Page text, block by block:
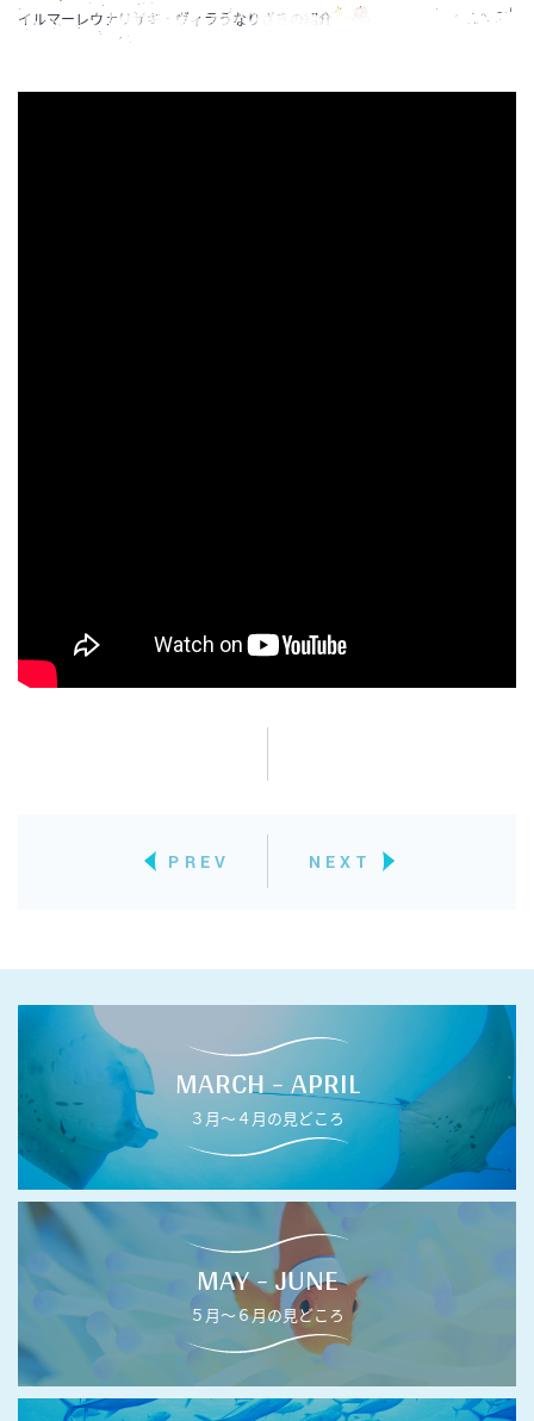
イルマーレウナリザキ・ヴィラうなりざきの紹介
PREV NEXT
MARCH - APRIL
３月〜４月の見どころ
MAY - JUNE
５月〜６月の見どころ